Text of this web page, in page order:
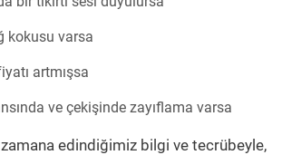
kokusu varsa
artmışsa
ve çekişinde zayıflama varsa
zamana edindiğimiz bilgi ve tecrübeyle,